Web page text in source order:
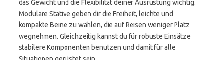
das Gewicht und die Flexibilität deiner Ausrüstung wichtig.
Modulare Stative geben dir die Freiheit, leichte und
kompakte Beine zu wählen, die auf Reisen weniger Platz
wegnehmen. Gleichzeitig kannst du für robuste Einsätze
stabilere Komponenten benutzen und damit für alle